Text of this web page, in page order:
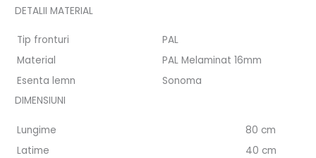
DETALII MATERIAL
Tip fronturi
PAL
Material
PAL Melaminat 16mm
Esenta lemn
Sonoma
DIMENSIUNI
Lungime
80 cm
Latime
40 cm